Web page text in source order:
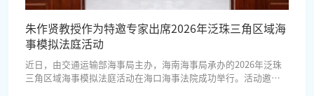
朱作贤教授作为特邀专家出席2026年泛珠三角区域海
事模拟法庭活动
近日，由交通运输部海事局主办，海南海事局承办的2026年泛珠
三角区域海事模拟法庭活动在海口海事法院成功举行。活动邀请